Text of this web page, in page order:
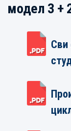
модел 3 +
Сви